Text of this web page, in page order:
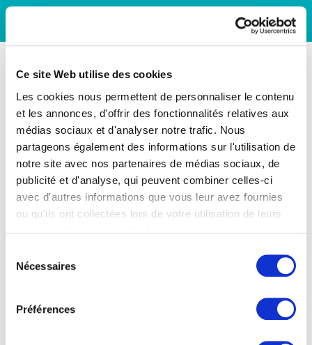
Ce site Web utilise des cookies
Les cookies nous permettent de personnaliser le contenu
et les annonces, d'offrir des fonctionnalités relatives aux
médias sociaux et d'analyser notre trafic. Nous
partageons également des informations sur l'utilisation de
notre site avec nos partenaires de médias sociaux, de
publicité et d'analyse, qui peuvent combiner celles-ci
avec d'autres informations que vous leur avez fournies
ou qu'ils ont collectées lors de votre utilisation de leurs
Nécessaires
Préférences